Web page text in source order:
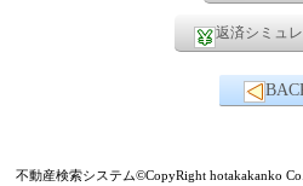
返済シミュ
不動産検索システム©CopyRight hotakakanko